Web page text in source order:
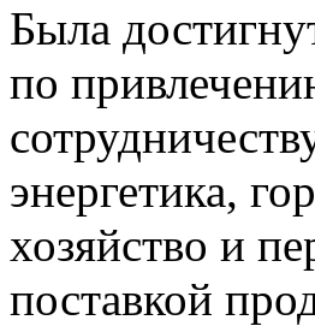
Была
по
энергетика,
хозяйство и
поставкой